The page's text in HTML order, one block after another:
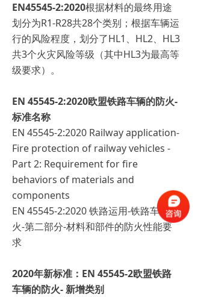
EN45545-2:2020根据材料的最终用途
划分为R1-R28共28个类别；根据车辆运
行的风险程度，划分了HL1、HL2、HL3
共3个火灾风险等级（其中HL3为最高等
级要求）。
EN 45545-2:2020欧盟铁路车辆的防火-
标准名称
EN 45545-2:2020 Railway application-
Fire protection of railway vehicles -
Part 2: Requirement for fire
behaviors of materials and
components
EN 45545-2:2020 铁路运用-铁路车辆防
火-第二部分-材料和部件的防火性能要
求
2020年新标准：EN 45545-2欧盟铁路
车辆的防火- 新增类别